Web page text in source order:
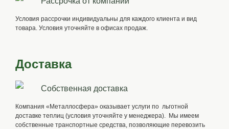
Условия рассрочки индивидуальны для каждого клиента и вид
товара. Условия уточняйте в офисах продаж.
Доставка
Собственная доставка
Компания «Металлосфера» оказывает услуги по льготной
доставке теплиц (условия уточняйте у менеджера). Мы имеем
собственные транспортные средства, позволяющие перевозить